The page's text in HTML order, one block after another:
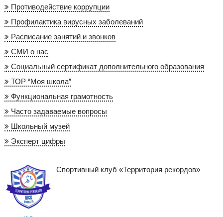
Противодействие коррупции
Профилактика вирусных заболеваний
Расписание занятий и звонков
СМИ о нас
Социальный сертификат дополнительного образования
ТОР “Моя школа”
Функциональная грамотность
Часто задаваемые вопросы
Школьный музей
Эксперт цифры
Спортивный клуб «Территория рекордов»